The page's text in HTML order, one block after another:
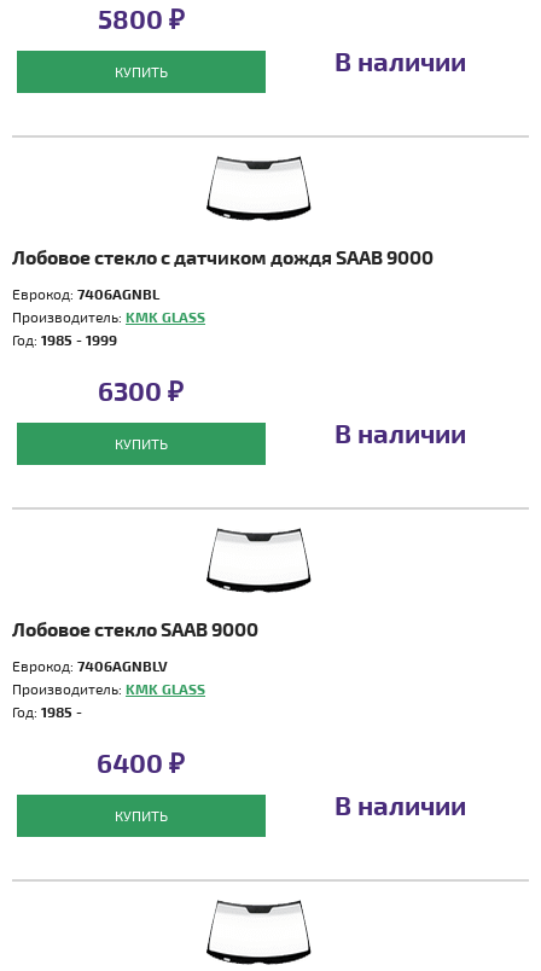
5800 ₽
КУПИТЬ В наличии
Лобовое стекло с датчиком дождя SAAB 9000
Еврокод: 7406AGNBL
Производитель: KMK GLASS
Год: 1985 - 1999
6300 ₽
КУПИТЬ В наличии
Лобовое стекло SAAB 9000
Еврокод: 7406AGNBLV
Производитель: KMK GLASS
Год: 1985 -
6400 ₽
КУПИТЬ В наличии